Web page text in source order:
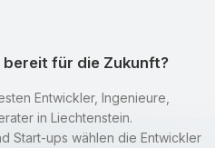
bereit für die Zukunft?
Entwickler, Ingenieure,
in Liechtenstein.
Start-ups wählen die Entwickler